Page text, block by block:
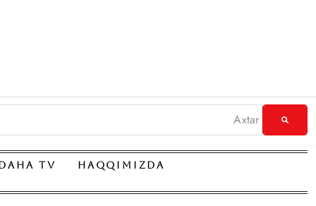
DAHA TV HAQQIMIZDA